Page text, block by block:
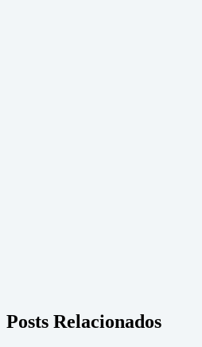
Posts Relacionados